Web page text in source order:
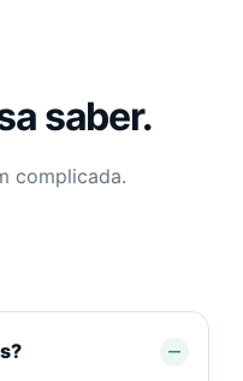
saber.
complicada.